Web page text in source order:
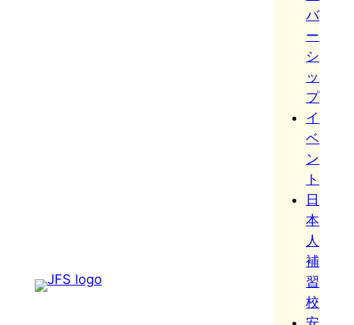
バ
ー
シ
ッ
プ
イ
ベ
ン
ト
日
本
人
補
習
校